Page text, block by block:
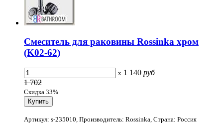
Смеситель для раковины Rossinka хром
(K02-62)
x 1 140 руб
1 702
Скидка 33%
Артикул: s-235010, Производитель: Rossinka, Страна: Россия